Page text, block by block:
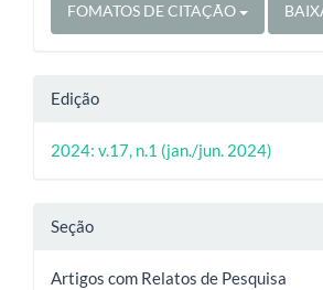
FOMATOS DE CITAÇÃO
Edição
2024: v.17, n.1 (jan./jun. 2024)
Seção
Artigos com Relatos de Pesquisa